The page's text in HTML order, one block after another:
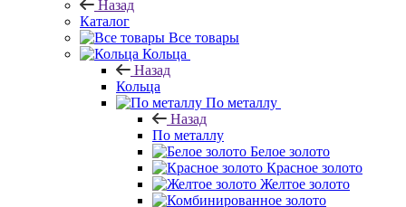
Назад
Каталог
Все товары
Кольца
Назад
Кольца
По металлу
Назад
По металлу
Белое золото
Красное золото
Желтое золото